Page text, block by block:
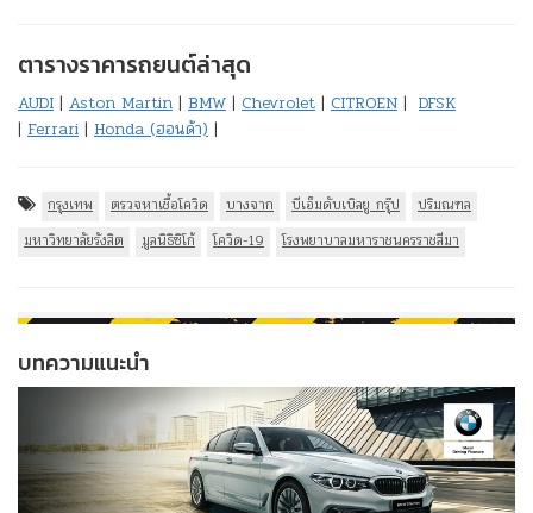
ตารางราคารถยนต์ล่าสุด
AUDI | Aston Martin | BMW | Chevrolet | CITROEN | DFSK
| Ferrari | Honda (ฮอนด้า) |
กรุงเทพ ตรวจหาเชื้อโควิด บางจาก บีเอ็มดับเบิลยู กรุ๊ป
ปริมณฑล
มหาวิทยาลัยรังสิต
มูลนิธิซิโก้ โควิด-19 โรงพยาบาลมหาราชนครราชสีมา
บทความแนะนำ